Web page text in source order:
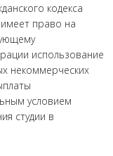
кодекса
право на
использование
некоммерческих
условием
студии в